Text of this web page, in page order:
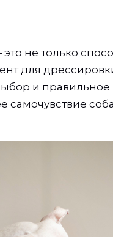
не только
для
и
самочувствие